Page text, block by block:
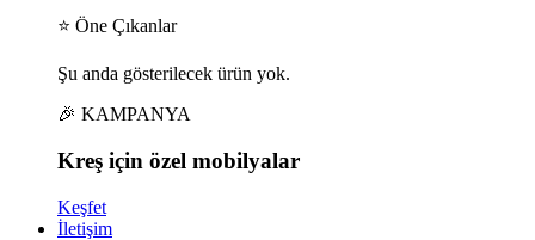
⭐ Öne Çıkanlar
Şu anda gösterilecek ürün yok.
🎉 KAMPANYA
Kreş için özel mobilyalar
Keşfet
İletişim